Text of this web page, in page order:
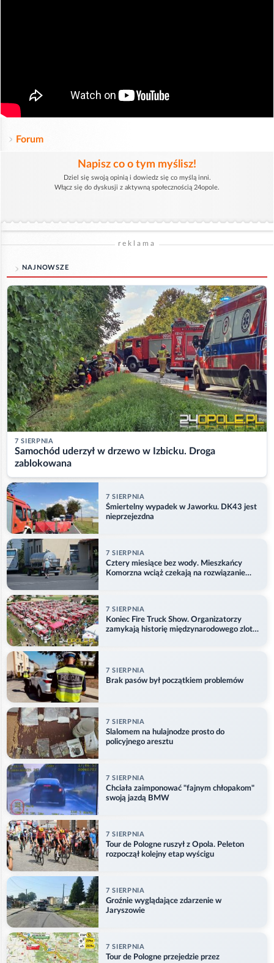
Forum
Napisz co o tym myślisz!
Dziel się swoją opinią i dowiedz się co myślą inni.
Włącz się do dyskusji z aktywną społecznością 24opole.
reklama
NAJNOWSZE
7 SIERPNIA
Samochód uderzył w drzewo w Izbicku. Droga
zablokowana
7 SIERPNIA
Śmiertelny wypadek w Jaworku. DK43 jest
nieprzejezdna
7 SIERPNIA
Cztery miesiące bez wody. Mieszkańcy
Komorzna wciąż czekają na rozwiązanie
7 SIERPNIA
Koniec Fire Truck Show. Organizatorzy
zamykają historię międzynarodowego zlotu
7 SIERPNIA
Brak pasów był początkiem problemów
7 SIERPNIA
Slalomem na hulajnodze prosto do
policyjnego aresztu
7 SIERPNIA
Chciała zaimponować "fajnym chłopakom"
swoją jazdą BMW
7 SIERPNIA
Tour de Pologne ruszył z Opola. Peleton
rozpoczął kolejny etap wyścigu
7 SIERPNIA
Groźnie wyglądające zdarzenie w
Jaryszowie
7 SIERPNIA
Tour de Pologne przejedzie przez